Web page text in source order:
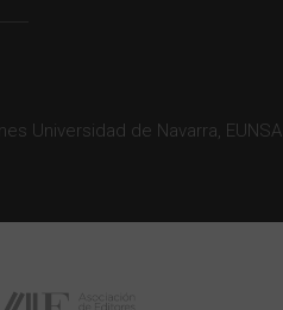
Universidad de Navarra, EUNSA